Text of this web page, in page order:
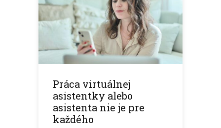
Práca virtuálnej
asistentky alebo
asistenta nie je pre
každého